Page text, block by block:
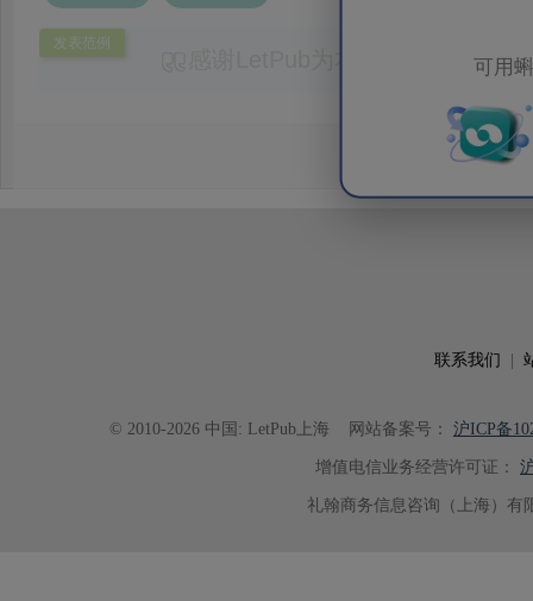
可用
发表范例
感谢LetPub为本论文提供专业
效应及界面电荷传输等研究内容，
论述逻辑进行了系统梳理，使研究
析及机理讨论之间的关系更加清晰
联系我们
© 2010-2026 中国: LetPub上海 网站备案号： 沪ICP备
增值电信业务经营许可证：
礼翰商务信息咨询（上海）